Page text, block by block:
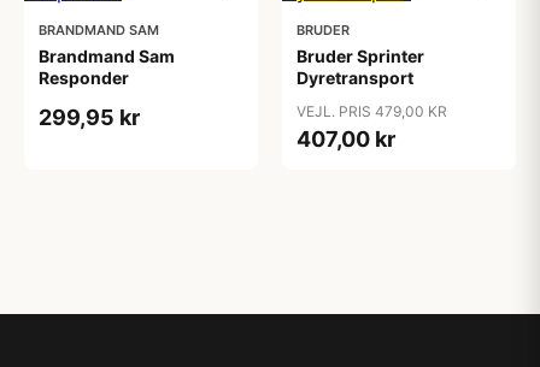
BRANDMAND SAM
Brandmand Sam
Responder
299,95 kr
BRUDER
Bruder Sprinter
Dyretransport
VEJL. PRIS 479,00 KR
407,00 kr